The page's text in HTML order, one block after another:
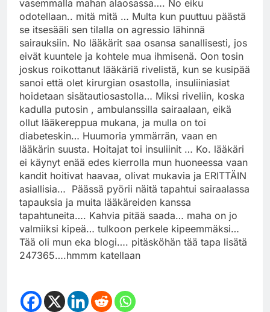
vasemmalla mahan alaosassa…. No eiku
odotellaan.. mitä mitä … Multa kun puuttuu päästä
se itsesääli sen tilalla on agressio lähinnä
sairauksiin. No lääkärit saa osansa sanallisesti, jos
eivät kuuntele ja kohtele mua ihmisenä. Oon tosin
joskus roikottanut lääkäriä rivelistä, kun se kusipää
sanoi että olet kirurgian osastolla, insuliiniasiat
hoidetaan sisätautiosastolla… Miksi riveliin, koska
kadulla putosin , ambulanssilla sairaalaan, eikä
ollut lääkereppua mukana, ja mulla on toi
diabeteskin… Huumoria ymmärrän, vaan en
lääkärin suusta. Hoitajat toi insuliinit … Ko. lääkäri
ei käynyt enää edes kierrolla mun huoneessa vaan
kandit hoitivat haavaa, olivat mukavia ja ERITTÄIN
asiallisia… Päässä pyörii näitä tapahtui sairaalassa
tapauksia ja muita lääkäreiden kanssa
tapahtuneita…. Kahvia pitää saada… maha on jo
valmiiksi kipeä… tulkoon perkele kipeemmäksi…
Tää oli mun eka blogi…. pitäsköhän tää tapa lisätä
247365….hmmm katellaan